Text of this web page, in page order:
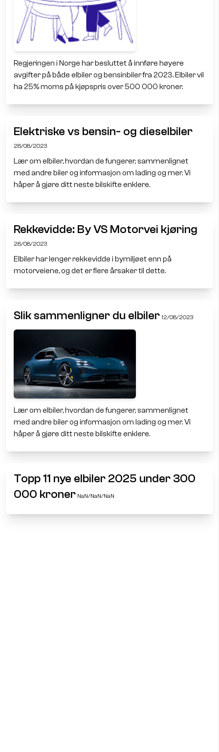
Regjeringen i Norge har besluttet å innføre høyere
avgifter på både elbiler og bensinbiler fra 2023. Elbiler vil
ha 25% moms på kjøpspris over 500 000 kroner.
Elektriske vs bensin- og dieselbiler
28/08/2023
Lær om elbiler, hvordan de fungerer, sammenlignet
med andre biler og informasjon om lading og mer. Vi
håper å gjøre ditt neste bilskifte enklere.
Rekkevidde: By VS Motorvei kjøring
28/08/2023
Elbiler har lenger rekkevidde i bymiljøet enn på
motorveiene, og det er flere årsaker til dette.
Slik sammenligner du elbiler 12/08/2023
Lær om elbiler, hvordan de fungerer, sammenlignet
med andre biler og informasjon om lading og mer. Vi
håper å gjøre ditt neste bilskifte enklere.
Topp 11 nye elbiler 2025 under 300
000 kroner NaN/NaN/NaN